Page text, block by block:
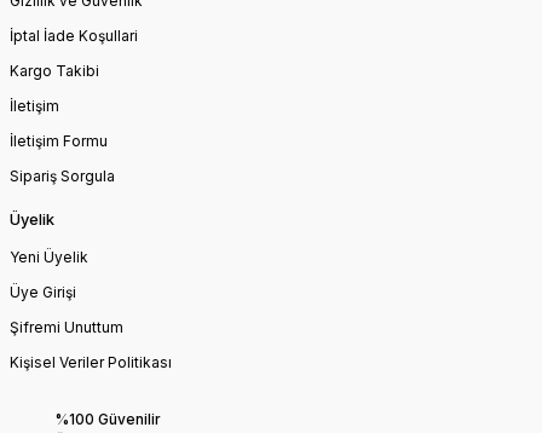
İptal İade Koşullari
Kargo Takibi
İletişim
İletişim Formu
Sipariş Sorgula
Üyelik
Yeni Üyelik
Üye Girişi
Şifremi Unuttum
Kişisel Veriler Politikası
%100 Güvenilir